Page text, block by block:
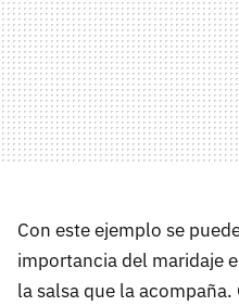
Con este ejemplo se
importancia del maridaje
la salsa que la